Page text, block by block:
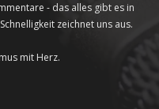
- das alles gibt es in
zeichnet uns aus.
mit Herz.